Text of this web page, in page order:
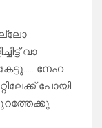
വാ
നേഹ
പോയി…